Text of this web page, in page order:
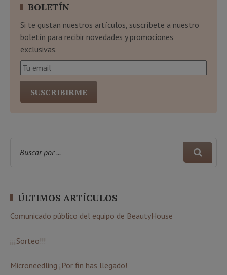
BOLETÍN
Si te gustan nuestros artículos, suscríbete a nuestro
boletín para recibir novedades y promociones
exclusivas.
ÚLTIMOS ARTÍCULOS
Comunicado público del equipo de BeautyHouse
¡¡¡Sorteo!!!
Microneedling ¡Por fin has llegado!